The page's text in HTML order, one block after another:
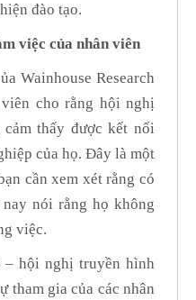
đào tạo.
việc của nhân viên
Wainhouse Research
cho rằng hội nghị
thấy được kết nối
của họ. Đây là một
cần xem xét rằng có
nói rằng họ không
việc.
– hội nghị truyền hình
tham gia của các nhân